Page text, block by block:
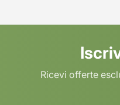
Ricevi offerte